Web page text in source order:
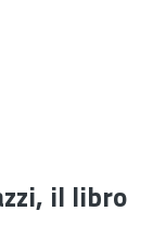
il libro